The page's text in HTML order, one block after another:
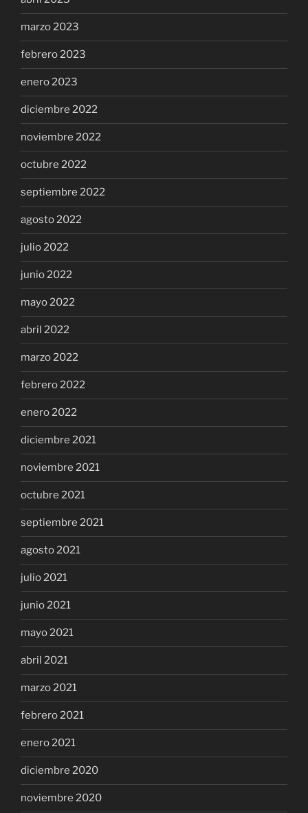
marzo 2023
febrero 2023
enero 2023
diciembre 2022
noviembre 2022
octubre 2022
septiembre 2022
agosto 2022
julio 2022
junio 2022
mayo 2022
abril 2022
marzo 2022
febrero 2022
enero 2022
diciembre 2021
noviembre 2021
octubre 2021
septiembre 2021
agosto 2021
julio 2021
junio 2021
mayo 2021
abril 2021
marzo 2021
febrero 2021
enero 2021
diciembre 2020
noviembre 2020